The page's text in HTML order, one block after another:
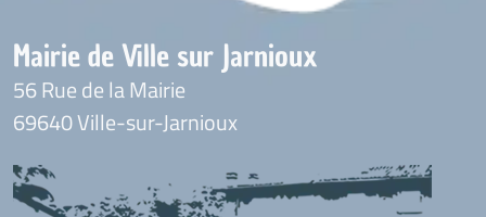
Mairie de Ville sur Jarnioux
56 Rue de la Mairie
69640 Ville-sur-Jarnioux